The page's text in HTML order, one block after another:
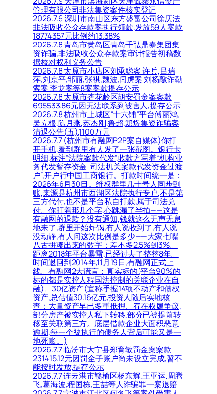
管理有限公司非法集资案件核实登记
2026.7.9 深圳市南山区东方盛富公司徐庆法
非法吸收公众存款案执行领款,发放59人案款
18774357元比例约13.38%
2026.7.8 青岛市黄岛区青岛千弘鼎泰集团集
资诈骗,非法吸收公众存款案审计报告初稿数
据核对权利义务公告
2026.7.8 太原市小店区刘承聪案 许兵,吕瑞
萍,刘京平,邹丽,张祺,魏波,闫虎案 刘杨敲诈勒
索案 李龙案等8案案款提存公示
2026.7.8 太原市杏花岭区胡安罚金案案款
695533.86元因无法联系到被害人,提存公示
2026.7.8 杭州市上城区“十六铺”平台傅丽鸿,
吴立根,陈月燕,苏杰刚,鲁超,郑煜集资诈骗案
清退公告(五),1100万元
2026.7.7 (杭州市有融网P2P案自媒体)你打
开手机,看到群里有人发了一张截图。银行卡
明细,标注“法院案款代发”,收款方写着“机构业
务代发暂存资金-司法机关案款代发资金过渡
户”,开户行中国工商银行。打款时间统一是：
2026年6月30日。维权群里几十号人同步到
账,来源是杭州市西湖区法院执行专户,不是第
三方代付,也不是平台私自打款,属于司法兑
付。你盯着那几个字,心跳漏了半拍——这是
有融网的退款？没有通知,钱就这么无声无息
地来了,群里开始炸锅,有人说收到了,有人说
没动静,有人问这次比例是多少——大家七嘴
八舌拼凑出来的数字：差不多2.5%到3%。
距离2018年平台暴雷,已经过去了整整8年。
时间退回到2014年,11月19日,有融网正式上
线。有融网2大谎言：真实标的(平台90%的
标的都是实控人程国洪控制的关联企业在自
融)、30亿资产(宣称手握14项不动产和债权
资产,总估值30.16亿元,投资人随后实地核
查：大量资产早已多重抵押、存在权属争议,
部分房产被实控人私下转移,部分已被提前转
移至关联第三方。底层借款企业大面积恶意
逾期,每一个被执行的债务人背后可能又是一
地死账。)
2026.7.7 临汾市大宁县郑育敏罚金案案款
231415.12元因罚金子账户尚未设立完成,暂不
能按时发放,提存公示
2026.7.7 连云港市赣榆区杨东辉,王亚运,周腾
飞,葛海波,程国栋,王喆等人诈骗罪一案退赔